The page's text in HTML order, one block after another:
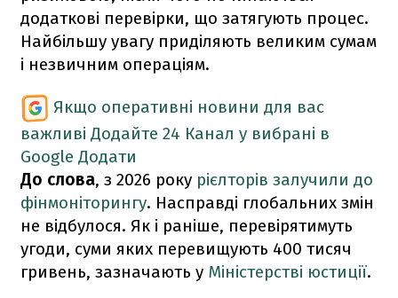
додаткові перевірки, що затягують процес.
Найбільшу увагу приділяють великим сумам
і незвичним операціям.
Якщо оперативні новини для вас
важливі Додайте 24 Канал у вибрані в
Google Додати
До слова, з 2026 року рієлторів залучили до
фінмоніторингу. Насправді глобальних змін
не відбулося. Як і раніше, перевірятимуть
угоди, суми яких перевищують 400 тисяч
гривень, зазначають у Міністерстві юстиції.